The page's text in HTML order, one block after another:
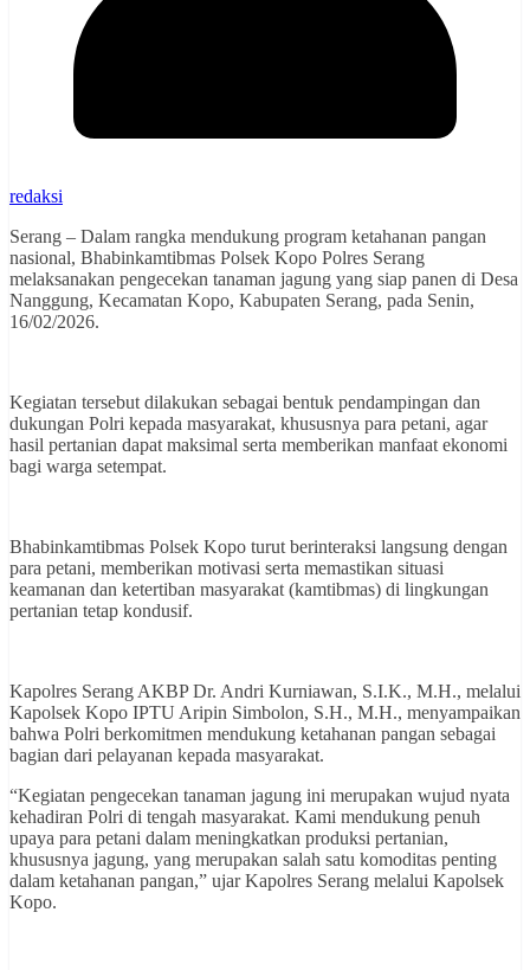
redaksi
Serang – Dalam rangka mendukung program ketahanan pangan
nasional, Bhabinkamtibmas Polsek Kopo Polres Serang
melaksanakan pengecekan tanaman jagung yang siap panen di Desa
Nanggung, Kecamatan Kopo, Kabupaten Serang, pada Senin,
16/02/2026.
Kegiatan tersebut dilakukan sebagai bentuk pendampingan dan
dukungan Polri kepada masyarakat, khususnya para petani, agar
hasil pertanian dapat maksimal serta memberikan manfaat ekonomi
bagi warga setempat.
Bhabinkamtibmas Polsek Kopo turut berinteraksi langsung dengan
para petani, memberikan motivasi serta memastikan situasi
keamanan dan ketertiban masyarakat (kamtibmas) di lingkungan
pertanian tetap kondusif.
Kapolres Serang AKBP Dr. Andri Kurniawan, S.I.K., M.H., melalui
Kapolsek Kopo IPTU Aripin Simbolon, S.H., M.H., menyampaikan
bahwa Polri berkomitmen mendukung ketahanan pangan sebagai
bagian dari pelayanan kepada masyarakat.
“Kegiatan pengecekan tanaman jagung ini merupakan wujud nyata
kehadiran Polri di tengah masyarakat. Kami mendukung penuh
upaya para petani dalam meningkatkan produksi pertanian,
khususnya jagung, yang merupakan salah satu komoditas penting
dalam ketahanan pangan,” ujar Kapolres Serang melalui Kapolsek
Kopo.